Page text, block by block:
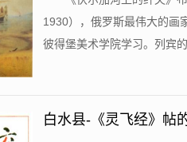
1930），俄罗斯最伟大的画
彼得堡美术学院学习。列宾
白水县-《灵飞经》帖